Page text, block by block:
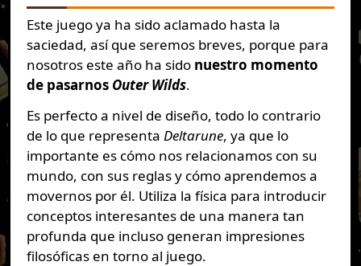
Este juego ya ha sido aclamado hasta la
saciedad, así que seremos breves, porque para
nosotros este año ha sido nuestro momento
de pasarnos Outer Wilds.
Es perfecto a nivel de diseño, todo lo contrario
de lo que representa Deltarune, ya que lo
importante es cómo nos relacionamos con su
mundo, con sus reglas y cómo aprendemos a
movernos por él. Utiliza la física para introducir
conceptos interesantes de una manera tan
profunda que incluso generan impresiones
filosóficas en torno al juego.